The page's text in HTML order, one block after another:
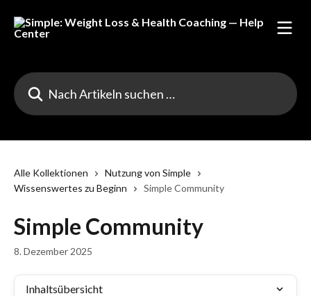
Nach Artikeln suchen …
Alle Kollektionen
Nutzung von Simple
Wissenswertes zu Beginn
Simple Community
Simple Community
8. Dezember 2025
Inhaltsübersicht